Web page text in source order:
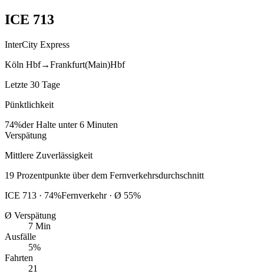
ICE 713
InterCity Express
Köln Hbf→Frankfurt(Main)Hbf
Letzte 30 Tage
Pünktlichkeit
74%der Halte unter 6 Minuten
Verspätung
Mittlere Zuverlässigkeit
19 Prozentpunkte über dem Fernverkehrsdurchschnitt
ICE 713 · 74%Fernverkehr · Ø 55%
Ø Verspätung
7 Min
Ausfälle
5%
Fahrten
21